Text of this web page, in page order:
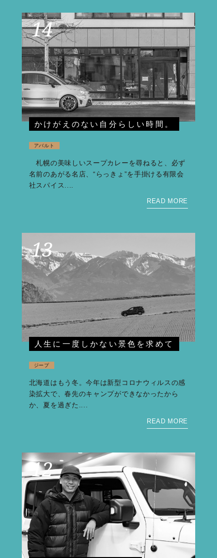
14
かけがえのない自分らしい時間。
アバルト
札幌の美味しいスープカレーを尋ねると、必ず
名前のあがる名店、“らっきょ”を手掛ける有限会
社スパイス....
READ MORE
13
人生に一度しかない景色を求めて
ジープ
北海道はもう冬。今年は新型コロナウィルスの感
染拡大で、春先のキャンプができなかったから
か、夏を過ぎた....
READ MORE
12